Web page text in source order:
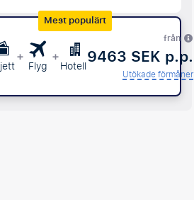
Mest populärt
+ Flyg +Hotell
från
9463 SEK p.p.
Utökade förmåner